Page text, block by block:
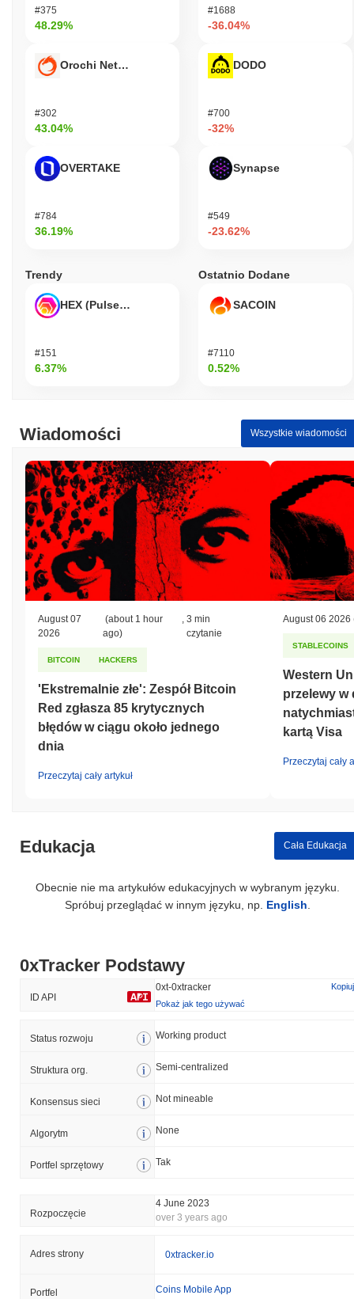
#375
48.29%
Orochi Network
#302
43.04%
OVERTAKE
#784
36.19%
#1688
-36.04%
DODO
#700
-32%
Synapse
#549
-23.62%
Trendy
HEX (Pulsechain)
#151
6.37%
Ostatnio Dodane
SACOIN
#7110
0.52%
Wiadomości Wszystkie wiadomości
August 07
2026
(about 1 hour
ago)
3 min
czytanie
BITCOIN HACKERS
'Ekstremalnie złe': Zespół Bitcoin
Red zgłasza 85 krytycznych
błędów w ciągu około jednego
dnia
Przeczytaj cały artykuł
August 06 2026
STABLECOINS
Western
przelewy w
kartą Visa
Przeczytaj cały
Edukacja Cała Edukacja
Obecnie nie ma artykułów edukacyjnych w wybranym języku.
Spróbuj przeglądać w innym języku, np. English
0xTracker Podstawy
ID API
0xt-0xtracker
Kopiuj
Pokaż jak tego używać
Status rozwoju Working product
Struktura org. Semi-centralized
Konsensus sieci Not mineable
Algorytm None
Portfel sprzętowy Tak
Rozpoczęcie
4 June 2023
over 3 years ago
Adres strony 0xtracker.io
Portfel Coins Mobile App